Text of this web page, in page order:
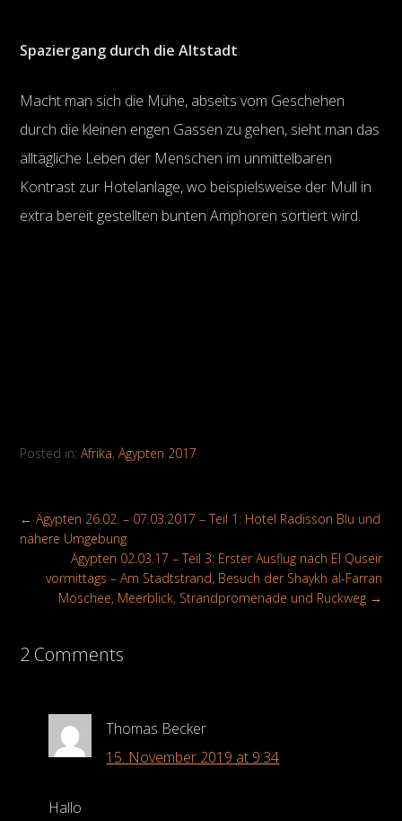
Spaziergang durch die Altstadt
Macht man sich die Mühe, abseits vom Geschehen
durch die kleinen engen Gassen zu gehen, sieht man das
älltägliche Leben der Menschen im unmittelbaren
Kontrast zur Hotelanlage, wo beispielsweise der Müll in
extra bereit gestellten bunten Amphoren sortiert wird.
Posted in:Afrika,Ägypten 2017
← Ägypten 26.02. – 07.03.2017 – Teil 1: Hotel Radisson Blu und
nähere Umgebung
Ägypten 02.03.17 – Teil 3: Erster Ausflug nach El Quseir
vormittags – Am Stadtstrand, Besuch der Shaykh al-Farran
Moschee, Meerblick, Strandpromenade und Rückweg →
2 Comments
Thomas Becker
15. November 2019 at 9:34
Hallo